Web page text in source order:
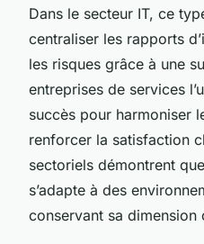
Dans le secteur IT, ce
centraliser les rapports
les risques grâce à une
entreprises de services
succès pour harmoniser
renforcer la satisfaction
sectoriels démontrent
s’adapte à des
conservant sa dimension